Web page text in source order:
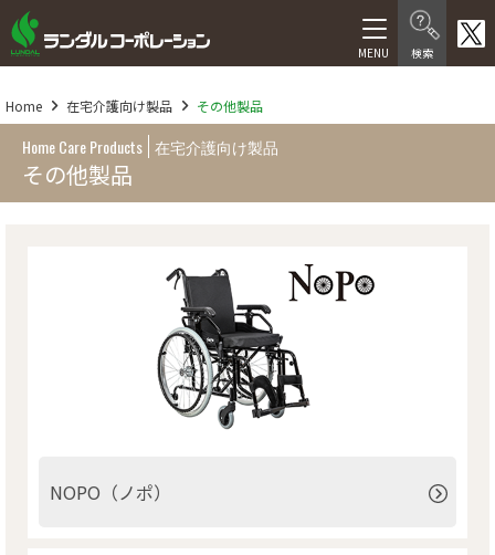
在宅介護向け製品
医療・福祉施設向け製品
福祉用具レンタル卸事業
会社情報
Home 在宅介護向け製品 その他製品
Home Care Products 在宅介護向け製品
その他製品
NOPO（ノポ）